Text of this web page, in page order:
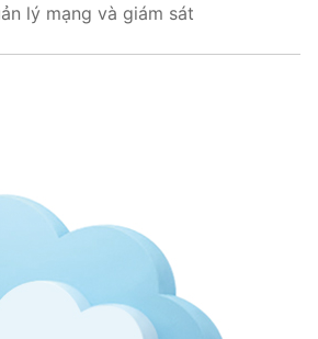
lý mạng và giám sát